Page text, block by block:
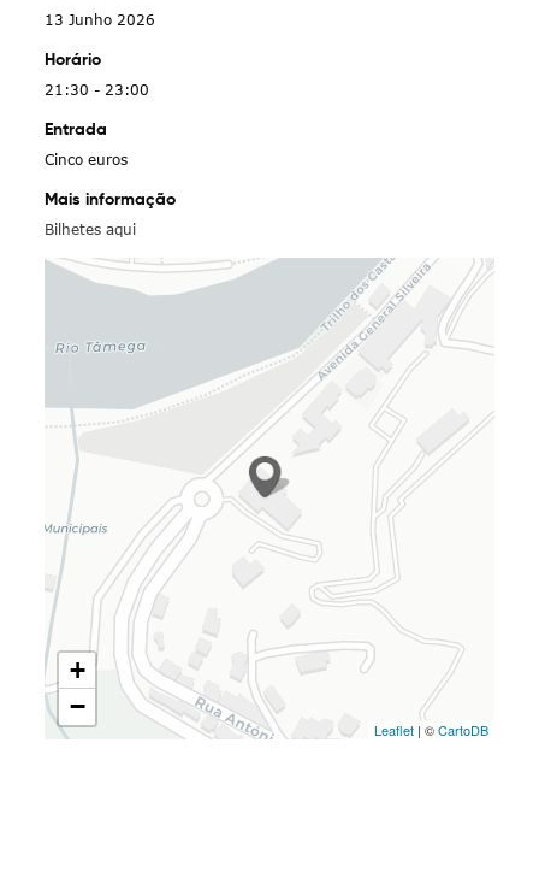
13 Junho 2026
Horário
21:30 - 23:00
Entrada
Cinco euros
Mais informação
Bilhetes aqui
+
−
Leaflet| ©CartoDB